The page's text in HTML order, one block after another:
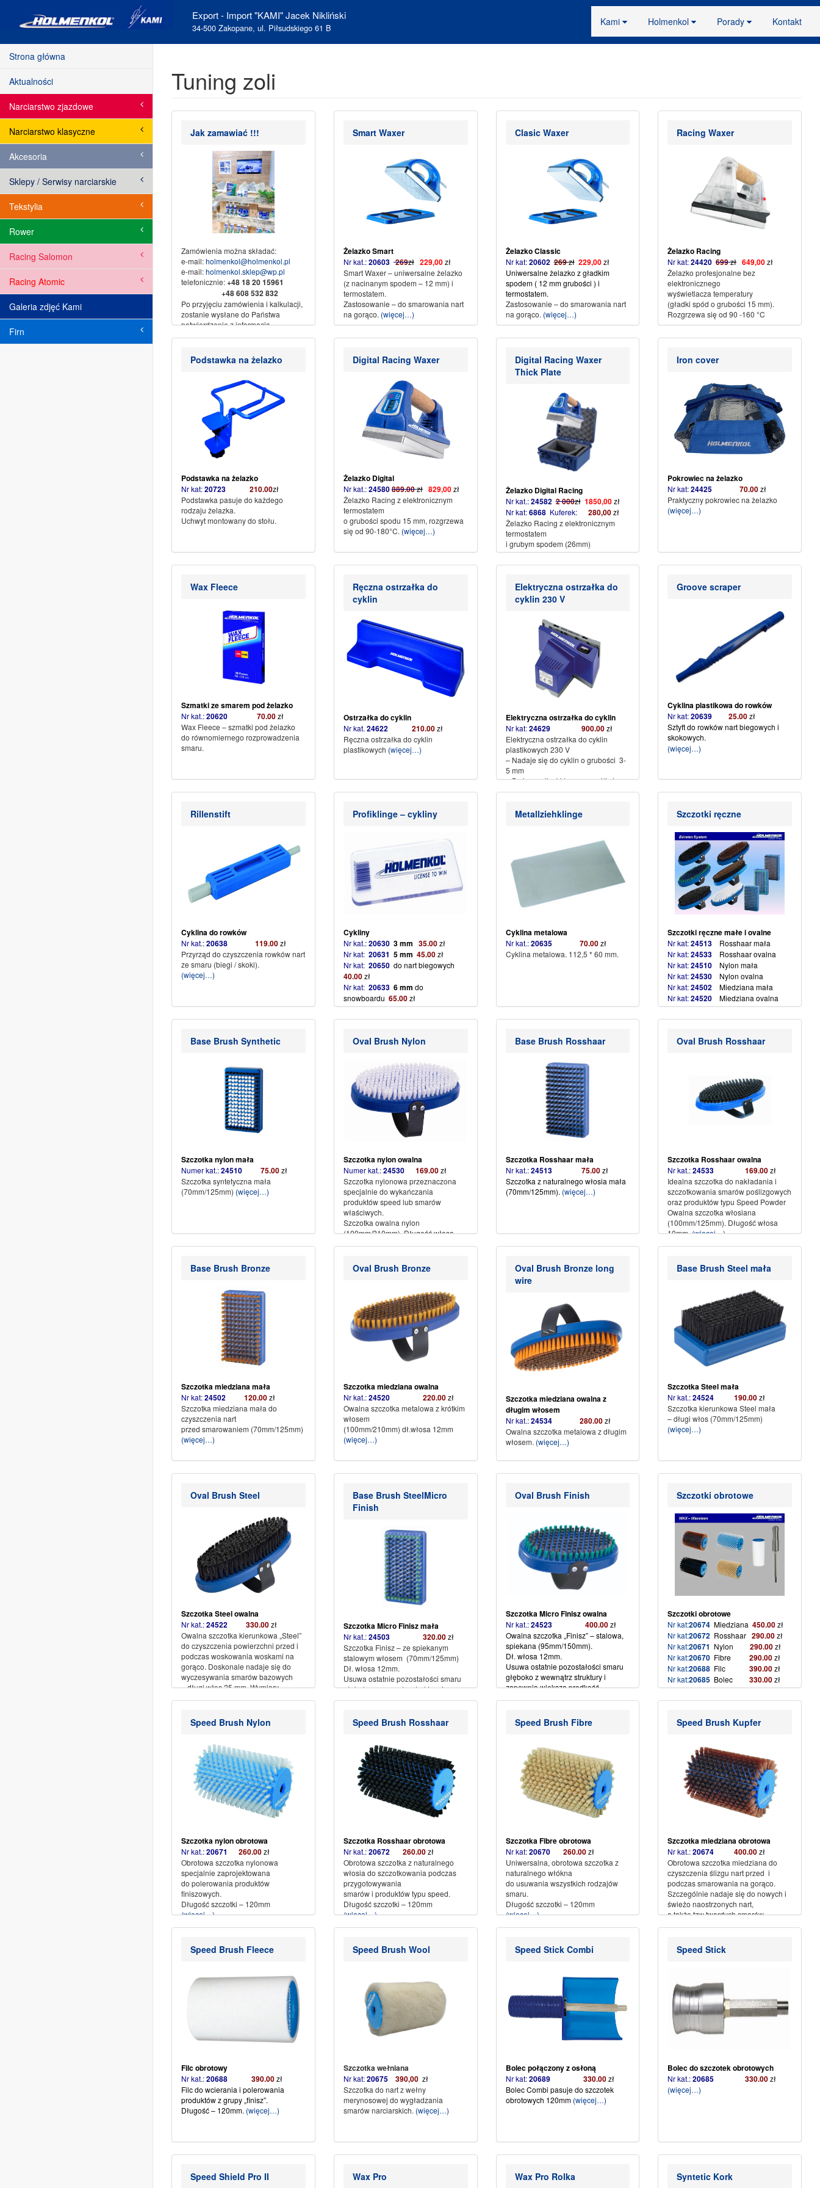
Export - Import "KAMI" Jacek Nikliński
34-500 Zakopane, ul. Piłsudskiego 61 B
Kami Holmenkol Porady Kontakt
Strona główna
Aktualności
Narciarstwo zjazdowe
Narciarstwo klasyczne
Akcesoria
Sklepy / Serwisy narciarskie
Tekstylia
Rower
Racing Salomon
Racing Atomic
Galeria zdjęć Kami
Firn
Tuning zoli
Jak zamawiać !!!
Zamówienia można składać:
e-mail:holmenkol@holmenkol.pl
e-mail:holmenkol.sklep@wp.pl
telefonicznie:+4818 20 15961
+48 608 532 832
Po przyjęciu zamówienia i kalkulacji,
zostanie wysłane do Państwa
potwierdzenie z informacją.
Sprzedaż wysyłkowa za
bankowe.
Dane do przelewu:
Nikliński Jacek Export Import
34-500 Zakopane ul. Piłsudskiego
Nr konta:71 1600 1042 0002 0142
3523 3001
Ze sportowym pozdrowieniem
Smart Waxer
Żelazko Smart
Nr kat.:20603269zł 229,00zł
Smart Waxer – uniwersalne żelazko
(z nacinanym spodem – 12 mm) i
termostatem.
Zastosowanie – do smarowania nart
na gorąco. (więcej…)
Clasic Waxer
Żelazko Classic
Nr kat:20602 269zł 229,00 zł
Uniwersalne żelazko z gładkim
spodem ( 12 mm grubości ) i
termostatem.
Zastosowanie – do smarowania nart
na gorąco. (więcej…)
Racing Waxer
Żelazko Racing
Nr kat:24420699zł 649,00zł
Żelazko profesjonalne bez
elektronicznego
wyświetlacza temperatury
(gładki spód o grubości 15 mm).
Rozgrzewa się od 90 -160 °C
Podstawka na żelazko
Podstawka na żelazko
Nr kat:20723 210.00zł
Podstawka pasuje do każdego
rodzaju żelazka.
Uchwyt montowany do stołu.
Digital Racing Waxer
Żelazko Digital
Nr kat.:24580889.00zł 829,00zł
Żelazko Racing z elektronicznym
termostatem
o grubości spodu 15 mm, rozgrzewa
się od 90-180°C. (więcej…)
Digital Racing Waxer
Thick Plate
Żelazko Digital Racing
Nr kat.:245822 000zł 1850,00 zł
Nr kat:6868Kuferek: 280,00 zł
Żelazko Racing z elektronicznym
termostatem
i grubym spodem (26mm)
Kuferek dodatkowo płatny.
Rozgrzewa się od 90-200 °C.
Iron cover
Pokrowiec na żelazko
Nr kat:2442570.00zł
Praktyczny pokrowiec na żelazko
(więcej…)
Wax Fleece
Szmatki ze smarem pod żelazko
Nr kat.:20620 70.00zł
Wax Fleece – szmatki pod żelazko
do równomiernego rozprowadzenia
smaru.
Ręczna ostrzałka do
cyklin
Ostrzałka do cyklin
Nr kat. 24622 210.00zł
Ręczna ostrzałka do cyklin
plastikowych (więcej…)
Elektryczna ostrzałka do
cyklin 230 V
Elektryczna ostrzałka do cyklin
Nr kat:24629 900.00zł
Elektryczna ostrzałka do cyklin
plastikowych 230 V
– Nadaje się do cyklin o grubości 3-
5 mm
– Duża prędkość tarczy umożliwia
precyzyjnywynik szlifowania
Groove scraper
Cyklina plastikowa do rowków
Nr kat:2063925.00zł
Sztyft do rowków nartbiegowych i
skokowych.
(więcej…)
Rillenstift
Cyklina do rowków
Nr kat.:20638 119.00zł
Przyrząd do czyszczenia rowków nart
ze smaru (biegi / skoki).
(więcej…)
Profiklinge – cykliny
Cykliny
Nr kat.:20630 3 mm 35.00zł
Nr kat: 20631 5 mm 45.00zł
Nr kat: 20650 do nart biegowych
40.00zł
Nr kat: 20633 6 mm do
snowboardu 65.00zł
(więcej…)
Metallziehklinge
Cyklina metalowa
Nr kat.:20635 70.00 zł
Cyklina metalowa. 112,5 * 60 mm.
Szczotki ręczne
Szczotki ręczne małe i ovalne
Nr kat:24513
Rosshaar mała
Nr kat:24533
Rosshaar ovalna
Nr kat:24510
Nylon mała
Nr kat:24530
Nylon ovalna
Nr kat:24502
Miedziana mała
Nr kat:24520
Miedziana ovalna
Nr kat:24534 Miedziana ovalna
dł.włos
mała
24523 Finiszowa ovalna
Base Brush Synthetic
Szczotka nylon mała
Numer kat.:24510 75.00zł
Szczotka syntetyczna mała
(70mm/125mm) (więcej…)
Oval Brush Nylon
Szczotka nylon owalna
Numer kat.:24530 169.00zł
Szczotka nylonowa przeznaczona
specjalnie do wykańczania
produktów speed lub smarów
właściwych.
Szczotka owalna nylon
(100mm/210mm). Długość włosa
Base Brush Rosshaar
Szczotka Rosshaar mała
Nr kat.:24513 75.00 zł
Szczotka z naturalnego włosia mała
(70mm/125mm). (więcej…)
Oval Brush Rosshaar
Szczotka Rosshaarowalna
Nr kat.:24533 169.00zł
Idealna szczotka do nakładania i
szczotkowania smarów poślizgowych
oraz produktów typu Speed Powder
Owalna szczotka włosiana
(100mm/125mm). Długość włosa
10mm.(więcej…)
Base Brush Bronze
Szczotka miedziana mała
Nr kat:24502 120.00zł
Szczotka miedziana mała do
czyszczenia nart
przed smarowaniem (70mm/125mm)
(więcej…)
Oval Brush Bronze
Szczotka miedziana owalna
Nr kat.:24520 220.00zł
Owalna szczotka metalowa z krótkim
włosem
(100mm/210mm) dł.włosa 12mm
(więcej…)
Oval Brush Bronze long
wire
Szczotka miedziana owalnaz
długim włosem
Nr kat.:24534 280.00 zł
Owalna szczotka metalowa z długim
włosem. (więcej…)
Base Brush Steel mała
Szczotka Steel mała
Nr kat.:24524190.00zł
Szczotka kierunkowa Steel mała
– długi włos (70mm/125mm)
(więcej…)
Oval Brush Steel
Szczotka Steel owalna
Nr kat.:24522 330.00zł
Owalna szczotka kierunkowa „Steel”
do czyszczenia powierzchni przed i
podczas woskowania woskami na
gorąco. Doskonale nadaje się do
wyczesywania smarów bazowych
– długi włos 25 mm. Wymiary
Base Brush SteelMicro
Finish
Szczotka Micro Finisz mała
Nr kat.:24503 320.00zł
Szczotka Finisz – ze spiekanym
stalowym włosem (70mm/125mm)
Dł. włosa 12mm.
Usuwa ostatnie pozostałości smaru
głęboko z wewnątrz struktury i
zapewnia większą prędkość.
wykończeniowych.
Niezbędny w sporcie zawodowym.
(więcej…)
Oval Brush Finish
Szczotka Micro Finisz owalna
Nr kat.:24523 400.00 zł
Owalna szczotka „Finisz” – stalowa,
spiekana (95mm/150mm).
Dł. włosa 12mm.
Usuwa ostatnie pozostałości smaru
głęboko z wewnątrz struktury i
zapewnia większą prędkość.
Niezbędna w sporcie zawodowym.
(więcej…)
Szczotki obrotowe
Szczotki obrotowe
Nr kat:20674 Miedziana 450.00zł
Nr kat:20672 Rosshaar 290.00zł
Nr kat:20671 Nylon 290.00zł
Nr kat:20670 Fibre 290.00zł
Nr kat:20688 Filc 390.00zł
Nr kat:20685 Bolec 330.00zł
Nr kat:20689 Bolec z osłoną330.00
Speed Brush Nylon
Szczotka nylon obrotowa
Nr kat.:20671 260.00zł
Obrotowa szczotka nylonowa
specjalnie zaprojektowana
do polerowania produktów
finiszowych.
Długość szczotki – 120mm
(więcej…)
Speed Brush Rosshaar
Szczotka Rosshaar obrotowa
Nr kat.:20672 260.00zł
Obrotowa szczotka z naturalnego
włosia do szczotkowania podczas
przygotowywania
smarów i produktów typu speed.
Długość szczotki – 120mm
(więcej…)
Speed Brush Fibre
Szczotka Fibre obrotowa
Nr kat:20670 260.00 zł
Uniwersalna, obrotowa szczotka z
naturalnego włókna
do usuwania wszystkich rodzajów
smaru.
Długość szczotki – 120mm
(więcej…)
Speed Brush Kupfer
Szczotka miedziana obrotowa
Nr kat.:20674400.00zł
Obrotowa szczotka miedziana do
czyszczenia ślizgu nart przed i
podczas smarowania na gorąco.
Szczególnie nadaje się do nowych i
świeżo naostrzonych nart,
a także tzw twardych smarów.
używać wyłącznie z osłoną
ochronną (20686).
Speed Brush Fleece
Filc obrotowy
Nr kat.:20688 390.00zł
Filc do wcierania i polerowania
produktów z grupy „finisz”.
Długość – 120mm. (więcej…)
Speed Brush Wool
Szczotka wełniana
Nr kat:20675 390,00 zł
Szczotka do nart z wełny
merynosowej do wygładzania
smarów narciarskich. (więcej…)
Speed Stick Combi
Bolec połączony z osłoną
Nr kat:20689 330.00 zł
Bolec Combi pasuje do szczotek
obrotowych 120mm (więcej…)
Speed Stick
Bolec do szczotek obrotowych
Nr kat.:20685 330.00zł
(więcej…)
Speed Shield Pro II Wax Pro Wax Pro Rolka Syntetic Kork